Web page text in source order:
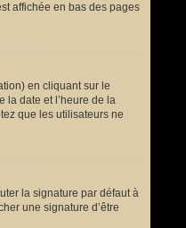
affichée en bas des pages
en cliquant sur le
la date et l’heure de la
que les utilisateurs ne
la signature par défaut à
une signature d’être